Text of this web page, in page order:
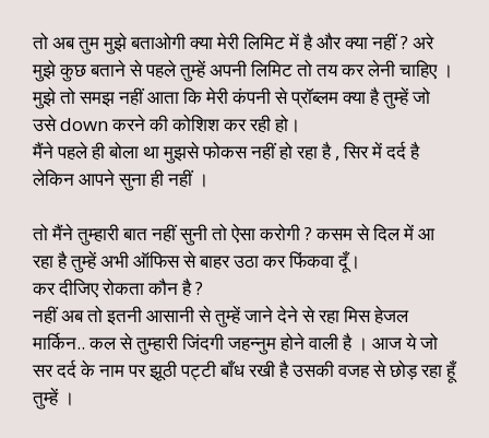
तो अब तुम मुझे बताओगी क्या मेरी लिमिट में है और क्या नहीं ? अरे
मुझे कुछ बताने से पहले तुम्हें अपनी लिमिट तो तय कर लेनी चाहिए ।
मुझे तो समझ नहीं आता कि मेरी कंपनी से प्रॉब्लम क्या है तुम्हें जो
उसे down करने की कोशिश कर रही हो।
मैंने पहले ही बोला था मुझसे फोकस नहीं हो रहा है , सिर में दर्द है
लेकिन आपने सुना ही नहीं ।
तो मैंने तुम्हारी बात नहीं सुनी तो ऐसा करोगी ? कसम से दिल में आ
रहा है तुम्हें अभी ऑफिस से बाहर उठा कर फिंकवा दूँ।
कर दीजिए रोकता कौन है ?
नहीं अब तो इतनी आसानी से तुम्हें जाने देने से रहा मिस हेजल
मार्किन.. कल से तुम्हारी जिंदगी जहन्नुम होने वाली है । आज ये जो
सर दर्द के नाम पर झूठी पट्टी बाँध रखी है उसकी वजह से छोड़ रहा हूँ
तुम्हें ।